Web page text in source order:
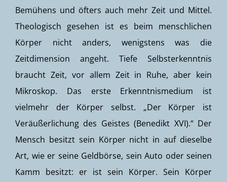
Bemühens und öfters auch mehr Zeit und Mittel.
Theologisch gesehen ist es beim menschlichen
Körper nicht anders, wenigstens was die
Zeitdimension angeht. Tiefe Selbsterkenntnis
braucht Zeit, vor allem Zeit in Ruhe, aber kein
Mikroskop. Das erste Erkenntnismedium ist
vielmehr der Körper selbst. „Der Körper ist
Veräußerlichung des Geistes (Benedikt XVI).“ Der
Mensch besitzt sein Körper nicht in auf dieselbe
Art, wie er seine Geldbörse, sein Auto oder seinen
Kamm besitzt: er ist sein Körper. Sein Körper